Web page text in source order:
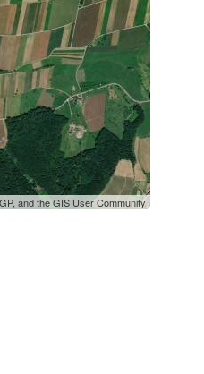
and the GIS User Community